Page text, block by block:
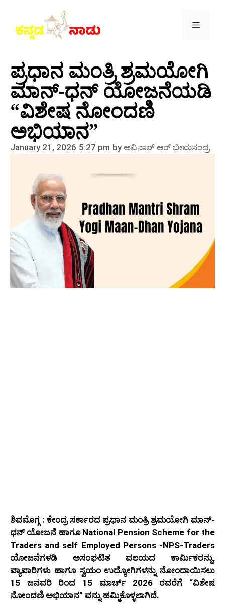
ಪ್ರಧಾನ ಮಂತ್ರಿ ಶ್ರಮಯೋಗಿ
ಮಾನ್-ಧನ್ ಯೋಜನೆಯಡಿ
“ವಿಶೇಷ ನೋಂದಣಿ
ಅಭಿಯಾನ”
January 21, 2026 5:27 pm byಅವಿನಾಶ್‌ ಆರ್‌ ಭೀಮಸಂದ್ರ
ಶಿವಮೊಗ್ಗ : ಕೇಂದ್ರ ಸರ್ಕಾರದ ಪ್ರಧಾನ ಮಂತ್ರಿ ಶ್ರಮಯೋಗಿ ಮಾನ್-
ಧನ್ ಯೋಜನೆ ಹಾಗೂ National Pension Scheme for the
Traders and self Employed Persons -NPS-Traders
ಯೋಜನೆಗಳಡಿ ಅಸಂಘಟಿತ ವಲಯದ ಕಾರ್ಮಿಕರನ್ನು,
ವ್ಯಾಪಾರಿಗಳು ಹಾಗೂ ಸ್ವಯಂ ಉದ್ಯೋಗಿಗಳನ್ನು ನೋಂದಾಯಿಸಲು
15 ಜನವರಿ ರಿಂದ 15 ಮಾರ್ಚ್ 2026 ರವರೆಗೆ “ವಿಶೇಷ
ನೋಂದಣಿ ಅಭಿಯಾನ” ವನ್ನು ಹಮ್ಮಿಕೊಳ್ಳಲಾಗಿದೆ.